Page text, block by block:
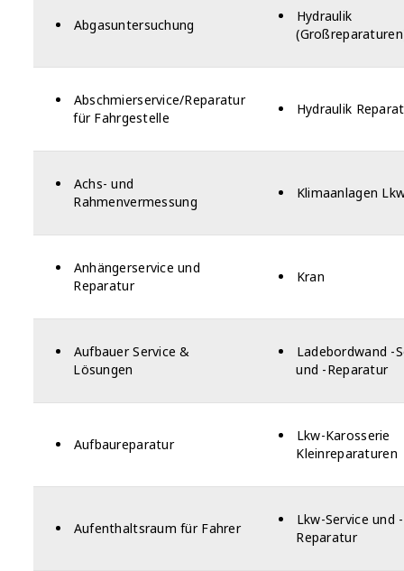
Abgasuntersuchung
Hydraulik
Abschmierservice/Reparatur
für Fahrgestelle
Hydraulik
Achs- und
Rahmenvermessung
Klimaanlagen
Anhängerservice und
Reparatur
Kran
Aufbauer Service &
Lösungen
Ladebordwand -
und -Reparatur
Aufbaureparatur
Lkw-Karosserie
Kleinreparaturen
Aufenthaltsraum für Fahrer
Lkw-Service und -
Reparatur